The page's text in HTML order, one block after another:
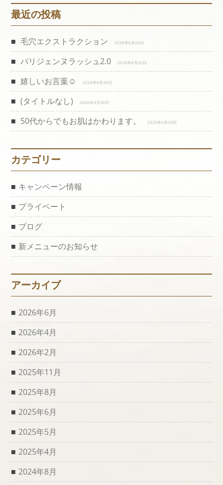
最近の投稿
毛穴エクストラクション 2026年6月20日
パリジェンヌラッシュ2.0 2026年6月20日
嬉しいお言葉☺️ 2026年4月30日
(タイトルなし) 2026年4月30日
50代からでもお肌はかわります。 2026年4月29日
カテゴリー
キャンペーン情報
プライベート
ブログ
新メニューのお知らせ
アーカイブ
2026年6月
2026年4月
2026年2月
2025年11月
2025年8月
2025年6月
2025年5月
2025年4月
2024年8月